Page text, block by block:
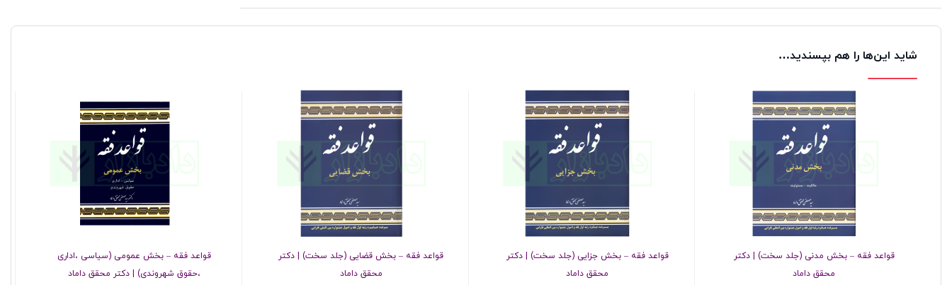
شاید این‌ها را هم بپسندید…
قواعد فقه – بخش مدنی (جلد سخت) | دکتر
محقق داماد
قواعد فقه – بخش جزایی (جلد سخت) | دکتر
محقق داماد
قواعد فقه – بخش قضایی (جلد سخت) | دکتر
محقق داماد
قواعد فقه – بخش عمومی (سیاسی ،اداری
،حقوق شهروندی) | دکتر محقق داماد